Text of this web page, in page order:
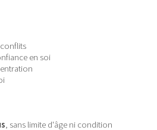
en soi
, sans limite d'âge ni condition